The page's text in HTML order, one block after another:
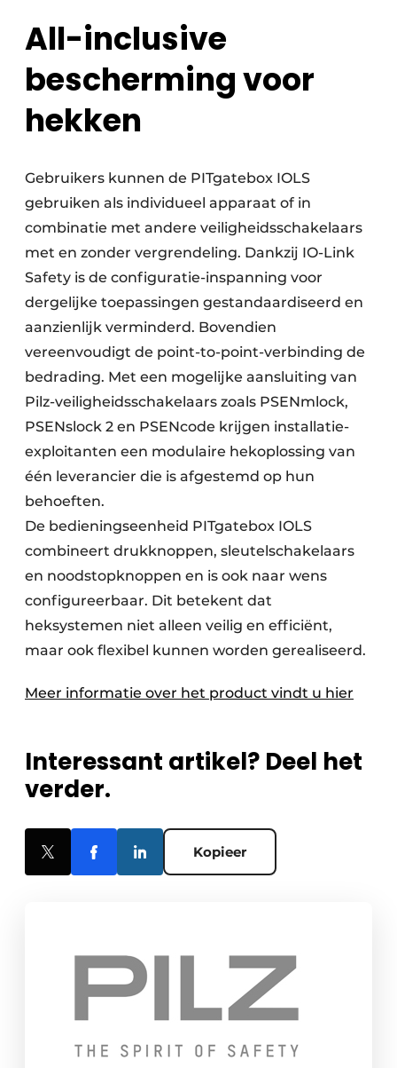
All-inclusive
bescherming voor
hekken
Gebruikers kunnen de PITgatebox IOLS
gebruiken als individueel apparaat of in
combinatie met andere veiligheidsschakelaars
met en zonder vergrendeling. Dankzij IO-Link
Safety is de configuratie-inspanning voor
dergelijke toepassingen gestandaardiseerd en
aanzienlijk verminderd. Bovendien
vereenvoudigt de point-to-point-verbinding de
bedrading. Met een mogelijke aansluiting van
Pilz-veiligheidsschakelaars zoals PSENmlock,
PSENslock 2 en PSENcode krijgen installatie-
exploitanten een modulaire hekoplossing van
één leverancier die is afgestemd op hun
behoeften.
De bedieningseenheid PITgatebox IOLS
combineert drukknoppen, sleutelschakelaars
en noodstopknoppen en is ook naar wens
configureerbaar. Dit betekent dat
heksystemen niet alleen veilig en efficiënt,
maar ook flexibel kunnen worden gerealiseerd.
Meer informatie over het product vindt u hier
Interessant artikel? Deel het
verder.
Kopieer